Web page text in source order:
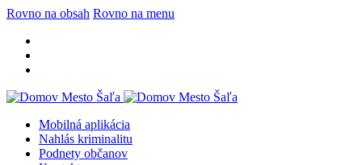
Rovno na obsah Rovno na menu
Mobilná aplikácia
Nahlás kriminalitu
Podnety občanov